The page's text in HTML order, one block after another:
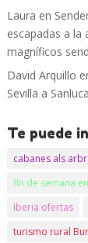
Laura en
escapadas a la
magníficos
David Arquillo
Sevilla a
Te puede
cabanes als
fin de semana
Iberia ofertas
turismo rural